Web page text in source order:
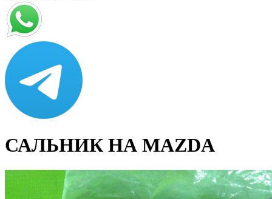
САЛЬНИК НА MAZDA